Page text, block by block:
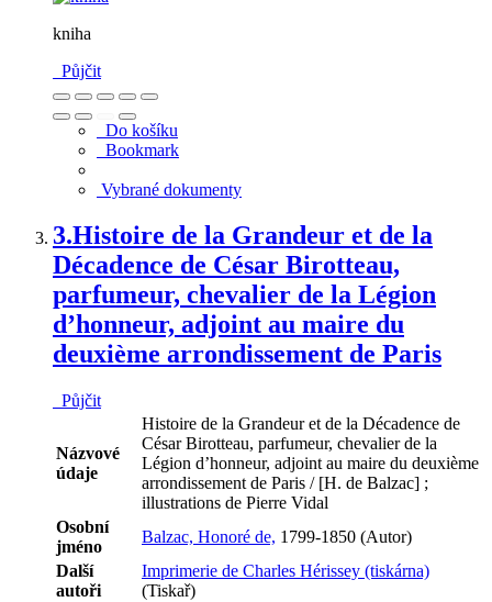
kniha
Půjčit
Do košíku
Bookmark
Vybrané dokumenty
3.Histoire de la Grandeur et de la
Décadence de César Birotteau,
parfumeur, chevalier de la Légion
d’honneur, adjoint au maire du
deuxième arrondissement de Paris
Půjčit
Názvové
údaje
Histoire de la Grandeur et de la Décadence de
César Birotteau, parfumeur, chevalier de la
Légion d’honneur, adjoint au maire du deuxième
arrondissement de Paris / [H. de Balzac] ;
illustrations de Pierre Vidal
Osobní
jméno
Balzac, Honoré de, 1799-1850 (Autor)
Další
autoři
Imprimerie de Charles Hérissey (tiskárna)
(Tiskař)